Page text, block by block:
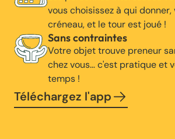
vous choisissez à qui donner,
créneau, et le tour est joué !
Sans contraintes
Votre objet trouve preneur
chez vous… c'est pratique et
temps !
Téléchargez l'app